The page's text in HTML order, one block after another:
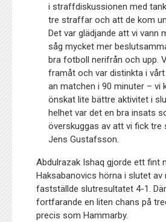
i straffdiskussionen med
tre straffar och att de kom
Det var glädjande att vi vann
såg mycket mer
bra fotboll nerifrån och upp.
framåt och var distinkta i
an matchen i 90 minuter – vi
önskat lite bättre aktivitet i
helhet var det en bra insats
överskuggas av att vi fick tre
Jens Gustafsson.
Abdulrazak Ishaq gjorde ett fint
Haksabanovics hörna i slutet av
fastställde slutresultatet 4-1.
fortfarande en liten chans på
precis som Hammarby.